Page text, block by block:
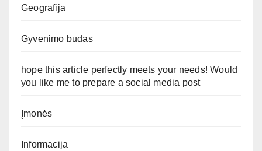
Geografija
Gyvenimo būdas
hope this article perfectly meets your needs! Would
you like me to prepare a social media post
Įmonės
Informacija